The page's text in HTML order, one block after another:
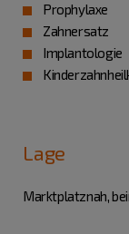
Prophylaxe
Zahnersatz
Implantologie
Lage
Marktplatznah,